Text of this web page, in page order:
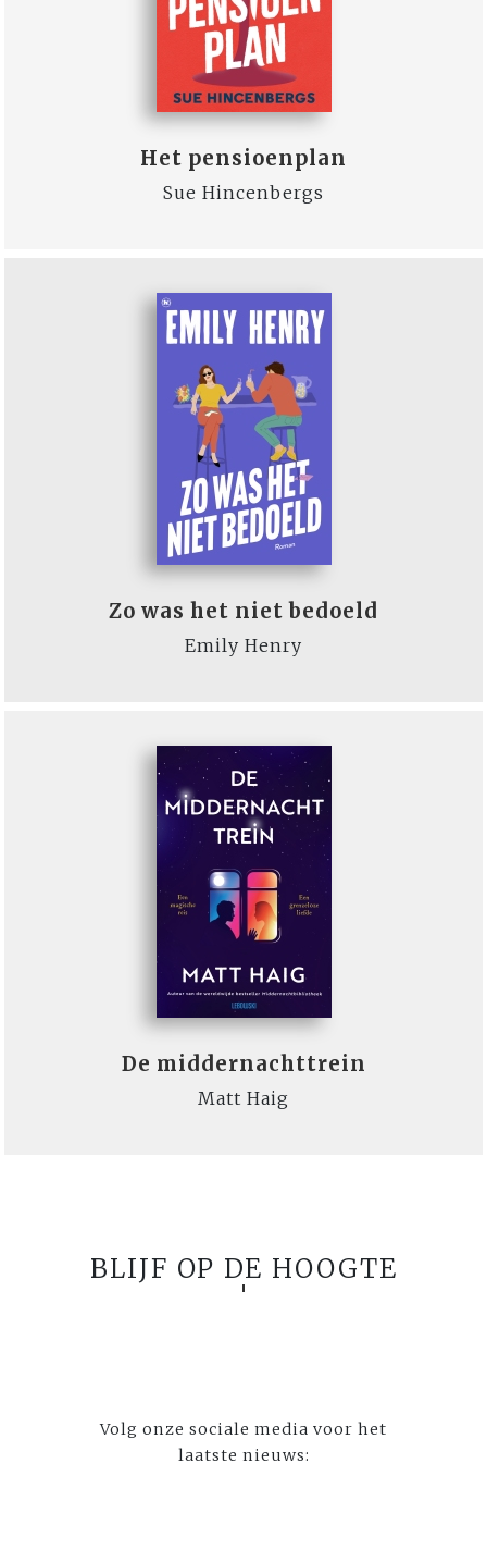
Het pensioenplan
Sue Hincenbergs
Zo was het niet bedoeld
Emily Henry
De middernachttrein
Matt Haig
BLIJF OP DE HOOGTE
Volg onze sociale media voor het
laatste nieuws: